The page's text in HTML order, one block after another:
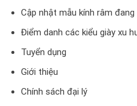
Cập nhật mẫu kính râm
Điểm danh các kiểu giày xu
Tuyển dụng
Giới thiệu
Chính sách đại lý